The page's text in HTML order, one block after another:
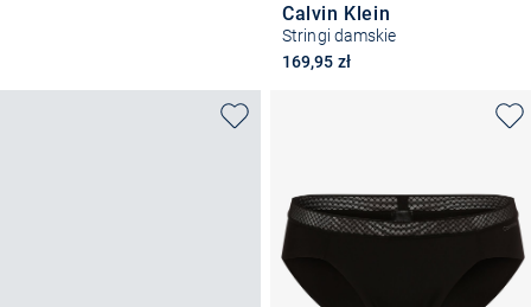
Calvin Klein
Stringi damskie
169,95 zł